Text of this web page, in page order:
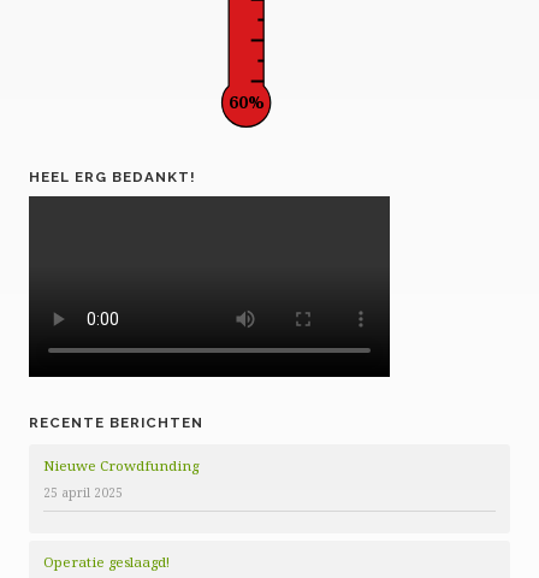
60%
HEEL ERG BEDANKT!
RECENTE BERICHTEN
Nieuwe Crowdfunding
25 april 2025
Operatie geslaagd!